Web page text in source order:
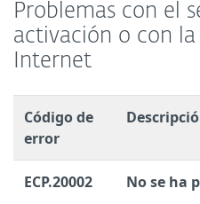
Problemas con el
activación o con
Internet
Código de
error
ECP.20002
No se ha